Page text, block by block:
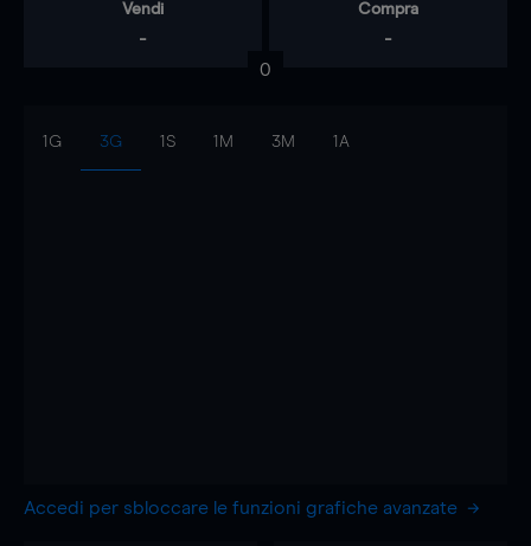
Vendi
-
Compra
-
0
1G 3G 1S 1M 3M 1A
Accedi per sbloccare le funzioni grafiche avanzate